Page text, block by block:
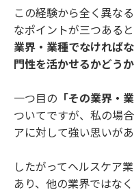
この経験から全く異な
なポイントが三つある
業界・業種でなければ
門性を活かせるかどうか
一つ目の 「その業界・
ついてですが、私の場
アに対して強い思いがあ
したがってヘルスケア
あり、他の業界ではな